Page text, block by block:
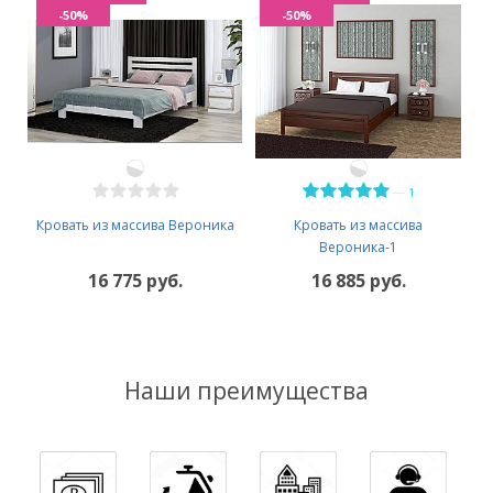
Кровать из массива Вероника
16 775 руб.
-50%
1
Кровать из массива
Вероника-1
16 885 руб.
-50%
Наши преимущества